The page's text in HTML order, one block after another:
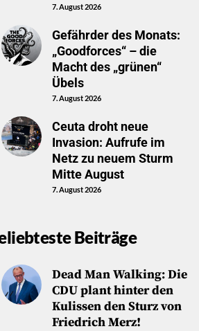
7. August 2026
Gefährder des Monats:
„Goodforces“ – die
Macht des „grünen“
Übels
7. August 2026
Ceuta droht neue
Invasion: Aufrufe im
Netz zu neuem Sturm
Mitte August
7. August 2026
Beiträge
Dead Man Walking: Die
CDU plant hinter den
Kulissen den Sturz von
Friedrich Merz!